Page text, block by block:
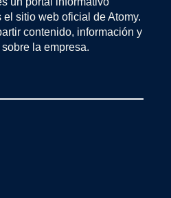
sitio web oficial de Atomy.
contenido, información y
la empresa.